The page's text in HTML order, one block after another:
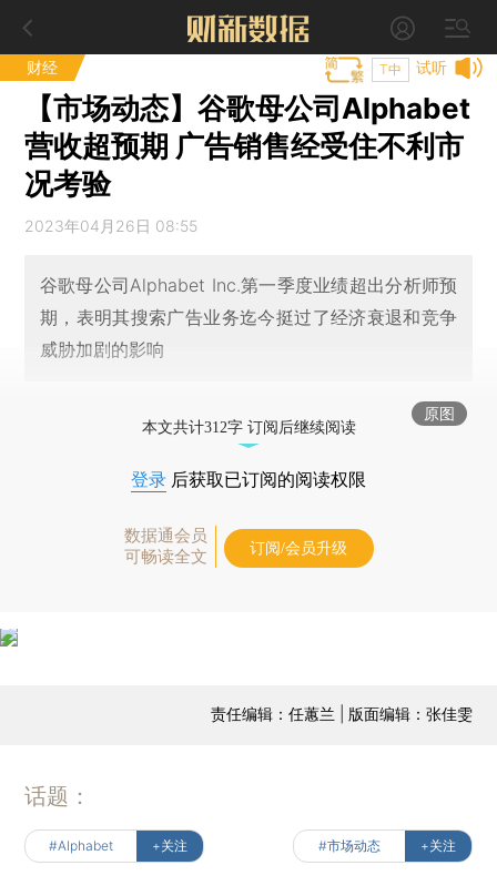
财经 试听
T中
【市场动态】谷歌母公司Alphabet
营收超预期 广告销售经受住不利市
况考验
2023年04月26日 08:55
谷歌母公司Alphabet Inc.第一季度业绩超出分析师预
期，表明其搜索广告业务迄今挺过了经济衰退和竞争
威胁加剧的影响
原图
本文共计312字 订阅后继续阅读
登录 后获取已订阅的阅读权限
数据通会员
可畅读全文
订阅/会员升级
责任编辑：任蕙兰 | 版面编辑：张佳雯
话题：
#Alphabet +关注 #市场动态 +关注